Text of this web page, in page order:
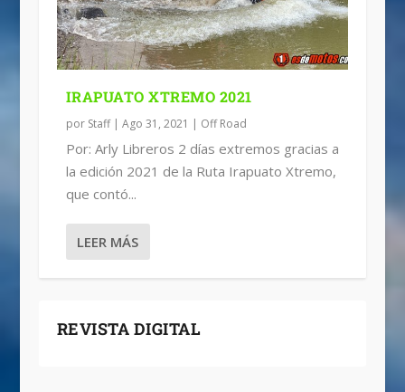
IRAPUATO XTREMO 2021
por Staff| Ago 31, 2021 | Off Road
Por: Arly Libreros 2 días extremos gracias a
la edición 2021 de la Ruta Irapuato Xtremo,
que contó...
LEER MÁS
REVISTA DIGITAL